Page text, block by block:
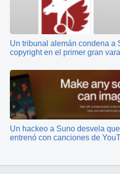
Un tribunal alemán condena a
copyright en el primer gran
Un hackeo a Suno desvela
entrenó con canciones de